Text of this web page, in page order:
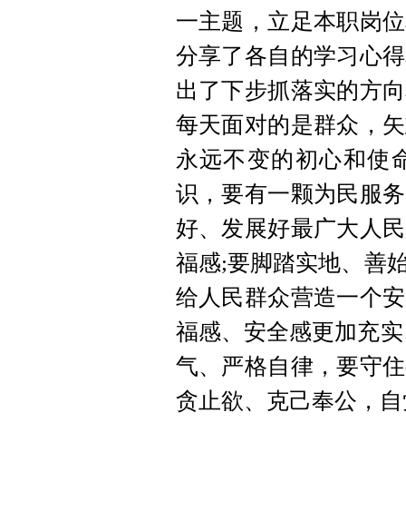
一主题，立足本职岗
分享了各自的学习心
出了下步抓落实的方
每天面对的是群众，
永远不变的初心和使
识，要有一颗为民服
好、发展好最广大人
福感;要脚踏实地、善
给人民群众营造一个
福感、安全感更加充
气、严格自律，要守
贪止欲、克己奉公，